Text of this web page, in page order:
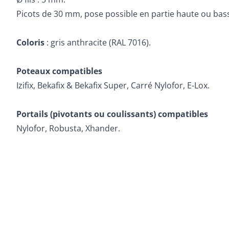
Picots de 30 mm, pose possible en partie haute ou
Coloris : gris anthracite (RAL 7016).
Poteaux compatibles
Izifix, Bekafix & Bekafix Super, Carré Nylofor, E-Lox.
Portails (pivotants ou coulissants) compatibles
Nylofor, Robusta, Xhander.